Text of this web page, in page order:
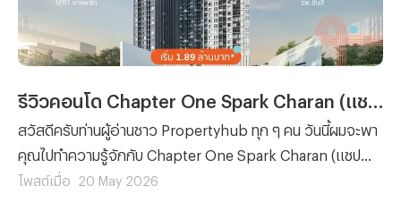
โครงการที่ผมกำลังจะกล่าวถึงก็คือ Plum Condo East
Ladprao (พลัมคอนโด อีสต์ ลาดพร้าว) จากพฤกษานั่นเอง
ครับ
สวัสดีครับท่านผู้อ่านชาว Propertyhub ทุก ๆ คน วันนี้ผมจะพา
คุณไปทำความรู้จักกับ Chapter One Spark Charan (แชป
เตอร์ วัน สปาร์ค จรัญ) คอนโดใหม่วิวแม่น้ำเจ้าพระยา จาก
โพสต์เมื่อ 20 May 2026